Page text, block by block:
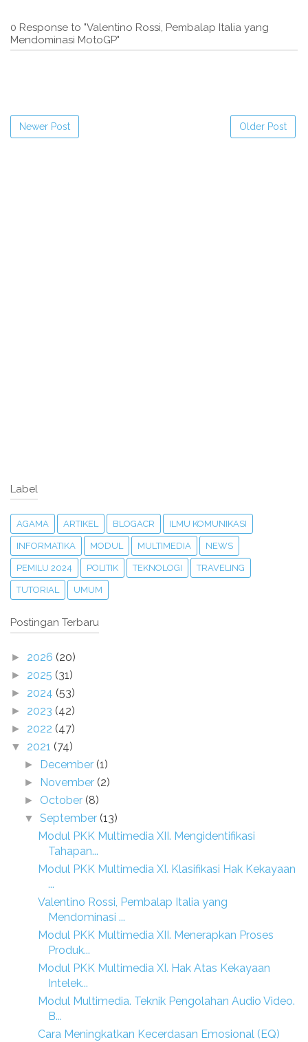
0 Response to "Valentino Rossi, Pembalap Italia yang
Mendominasi MotoGP"
Newer Post Older Post
Label
AGAMA ARTIKEL BLOGACR ILMU KOMUNIKASI
INFORMATIKA MODUL MULTIMEDIA NEWS
PEMILU 2024 POLITIK TEKNOLOGI TRAVELING
TUTORIAL UMUM
Postingan Terbaru
► 2026 (20)
► 2025 (31)
► 2024 (53)
► 2023 (42)
► 2022 (47)
▼ 2021 (74)
► December (1)
► November (2)
► October (8)
▼September (13)
Modul PKK Multimedia XII. Mengidentifikasi
Tahapan...
Modul PKK Multimedia XI. Klasifikasi Hak Kekayaan
...
Valentino Rossi, Pembalap Italia yang
Mendominasi ...
Modul PKK Multimedia XII. Menerapkan Proses
Produk...
Modul PKK Multimedia XI. Hak Atas Kekayaan
Intelek...
Modul Multimedia. Teknik Pengolahan Audio Video.
B...
Cara Meningkatkan Kecerdasan Emosional (EQ)